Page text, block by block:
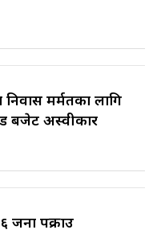
निवास मर्मतका लागि
बजेट अस्वीकार
जना पक्राउ